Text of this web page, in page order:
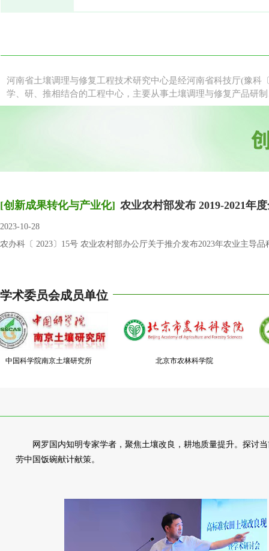
河南省土壤调理与修复工程技术研究中心是经河南省科技厅(豫科
学、研、推相结合的工程中心，主要从事土壤调理与修复产品研
[创新成果转化与产业化] 农业农村部发布 2019-2021年度
2023-10-28
农办科〔 2023〕15号 农业农村部办公厅关于推介发布2023年农业主导
国科学院南京土壤研究所 北京市农林科学院
学术委员会成员单位
网罗国内知明专家学者，聚焦土壤改良，耕地质量提升。探讨
劳中国饭碗献计献策。